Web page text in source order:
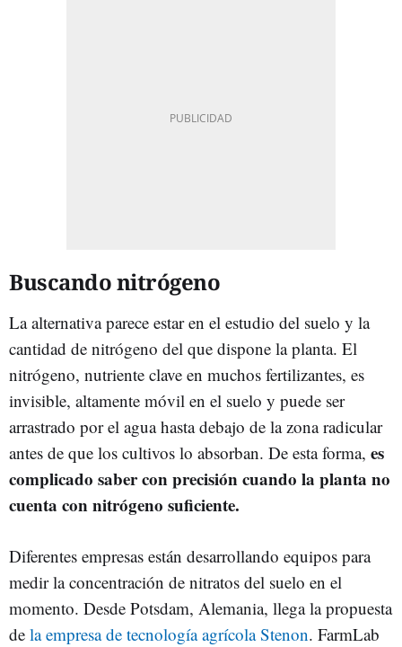
Buscando nitrógeno
La alternativa parece estar en el estudio del suelo y la
cantidad de nitrógeno del que dispone la planta. El
nitrógeno, nutriente clave en muchos fertilizantes, es
invisible, altamente móvil en el suelo y puede ser
arrastrado por el agua hasta debajo de la zona radicular
antes de que los cultivos lo absorban. De esta forma, es
complicado saber con precisión cuando la planta no
cuenta con nitrógeno suficiente.
Diferentes empresas están desarrollando equipos para
medir la concentración de nitratos del suelo en el
momento. Desde Potsdam, Alemania, llega la propuesta
de la empresa de tecnología agrícola Stenon. FarmLab